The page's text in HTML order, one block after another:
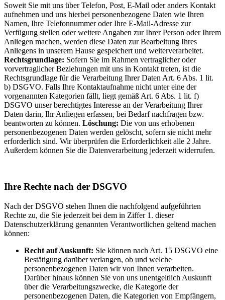
Soweit Sie mit uns über Telefon, Post, E-Mail oder anders Kontakt
aufnehmen und uns hierbei personenbezogene Daten wie Ihren
Namen, Ihre Telefonnummer oder Ihre E-Mail-Adresse zur
Verfügung stellen oder weitere Angaben zur Ihrer Person oder Ihrem
Anliegen machen, werden diese Daten zur Bearbeitung Ihres
Anliegens in unserem Hause gespeichert und weiterverarbeitet.
Rechtsgrundlage: Sofern Sie im Rahmen vertraglicher oder
vorvertraglicher Beziehungen mit uns in Kontakt treten, ist die
Rechtsgrundlage für die Verarbeitung Ihrer Daten Art. 6 Abs. 1 lit.
b) DSGVO. Falls Ihre Kontaktaufnahme nicht unter eine der
vorgenannten Kategorien fällt, liegt gemäß Art. 6 Abs. 1 lit. f)
DSGVO unser berechtigtes Interesse an der Verarbeitung Ihrer
Daten darin, Ihr Anliegen erfassen, bei Bedarf nachfragen bzw.
beantworten zu können. Löschung: Die von uns erhobenen
personenbezogenen Daten werden gelöscht, sofern sie nicht mehr
erforderlich sind. Wir überprüfen die Erforderlichkeit alle 2 Jahre.
Außerdem können Sie die Datenverarbeitung jederzeit widerrufen.
Ihre Rechte nach der DSGVO
Nach der DSGVO stehen Ihnen die nachfolgend aufgeführten
Rechte zu, die Sie jederzeit bei dem in Ziffer 1. dieser
Datenschutzerklärung genannten Verantwortlichen geltend machen
können:
Recht auf Auskunft: Sie können nach Art. 15 DSGVO eine
Bestätigung darüber verlangen, ob und welche
personenbezogenen Daten wir von Ihnen verarbeiten.
Darüber hinaus können Sie von uns unentgeltlich Auskunft
über die Verarbeitungszwecke, die Kategorie der
personenbezogenen Daten, die Kategorien von Empfängern,